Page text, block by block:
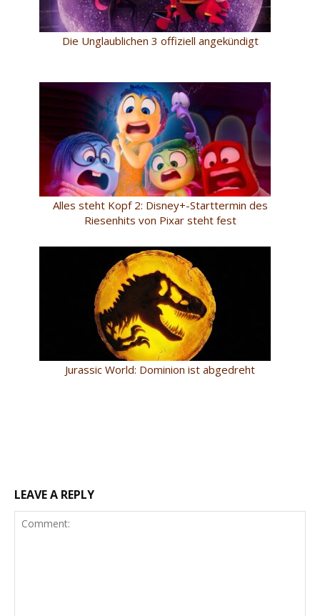
Die Unglaublichen 3 offiziell angekündigt
Alles steht Kopf 2: Disney+-Starttermin des
Riesenhits von Pixar steht fest
Jurassic World: Dominion ist abgedreht
LEAVE A REPLY